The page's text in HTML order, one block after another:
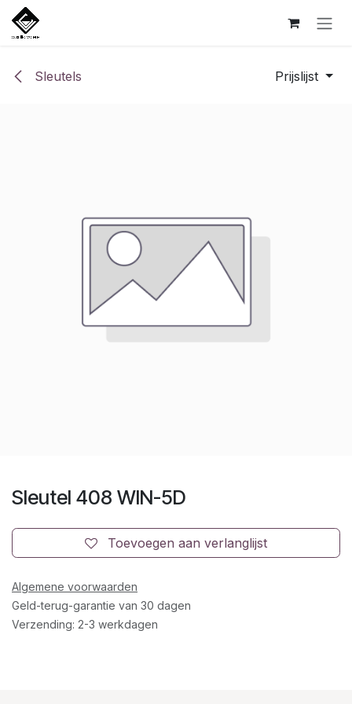
Overslaan naar inhoud
Sleutels Prijslijst
Sleutel 408 WIN-5D
Toevoegen aan verlanglijst
Algemene voorwaarden
Geld-terug-garantie van 30 dagen
Verzending: 2-3 werkdagen